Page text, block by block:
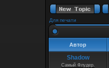
Для печати
Автор
Shadow
Самый Флудер.